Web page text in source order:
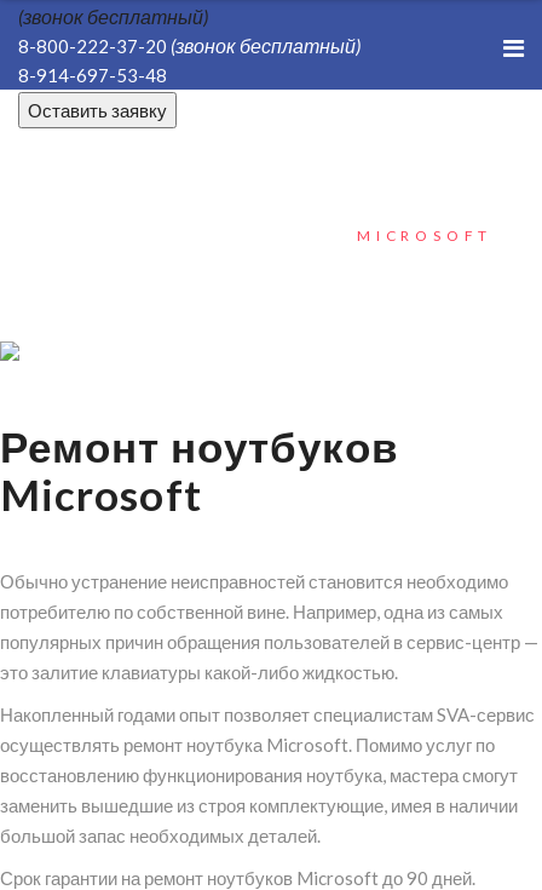
(звонок бесплатный)
Оставить заявку
8-800-222-37-20 (звонок бесплатный)
8-914-697-53-48
MICROSOFT
Ремонт ноутбуков
Microsoft
Обычно устранение неисправностей становится необходимо
потребителю по собственной вине. Например, одна из самых
популярных причин обращения пользователей в сервис-центр —
это залитие клавиатуры какой-либо жидкостью.
Накопленный годами опыт позволяет специалистам SVA-сервис
осуществлять ремонт ноутбука Microsoft. Помимо услуг по
восстановлению функционирования ноутбука, мастера смогут
заменить вышедшие из строя комплектующие, имея в наличии
большой запас необходимых деталей.
Срок гарантии на ремонт ноутбуков Microsoft до 90 дней.